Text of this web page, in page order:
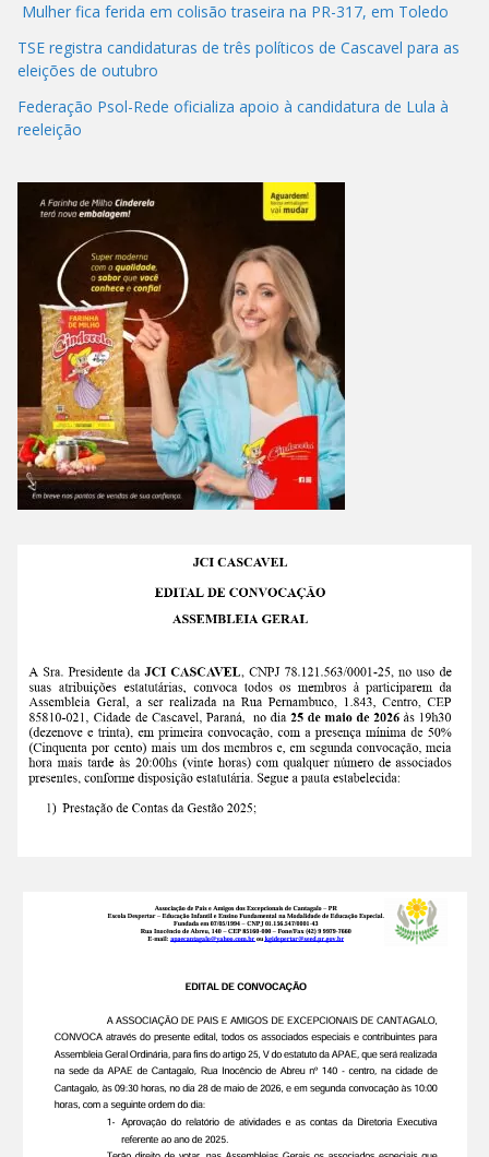
Mulher fica ferida em colisão traseira na PR-317, em Toledo
TSE registra candidaturas de três políticos de Cascavel para as
eleições de outubro
Federação Psol-Rede oficializa apoio à candidatura de Lula à
reeleição